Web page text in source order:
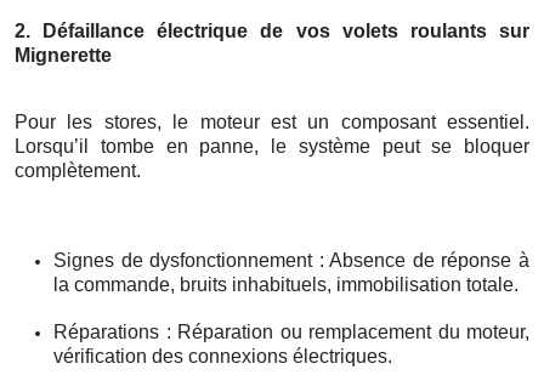
2. Défaillance électrique de vos volets roulants sur
Mignerette
Pour les stores, le moteur est un composant essentiel.
Lorsqu’il tombe en panne, le système peut se bloquer
complètement.
Signes de dysfonctionnement : Absence de réponse à
la commande, bruits inhabituels, immobilisation totale.
Réparations : Réparation ou remplacement du moteur,
vérification des connexions électriques.